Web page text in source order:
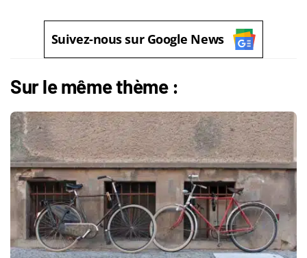
Suivez-nous sur Google News
Sur le même thème :